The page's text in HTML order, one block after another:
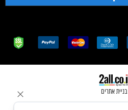
בניית אתרים